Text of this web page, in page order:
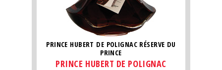
PRINCE HUBERT DE POLIGNAC RÉSERVE DU
PRINCE
PRINCE HUBERT DE POLIGNAC